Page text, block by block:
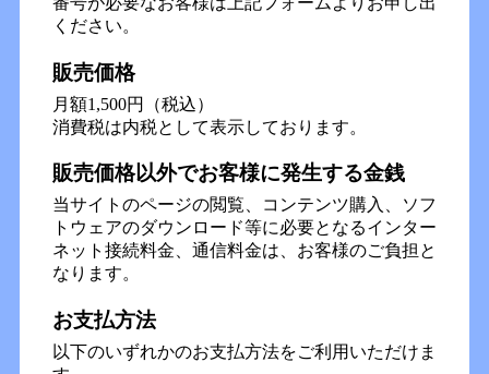
ください。
販売価格
月額1,500円（税込）
消費税は内税として表示しております。
販売価格以外でお客様に発生する金銭
当サイトのページの閲覧、コンテンツ購入、ソフ
トウェアのダウンロード等に必要となるインター
ネット接続料金、通信料金は、お客様のご負担と
なります。
お支払方法
以下のいずれかのお支払方法をご利用いただけま